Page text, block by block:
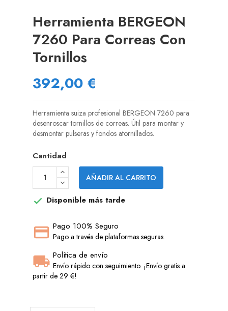
Herramienta BERGEON
7260 Para Correas Con
Tornillos
392,00 €
Herramienta suiza profesional BERGEON 7260 para
desenroscar tornillos de correas. Útil para montar y
desmontar pulseras y fondos atornillados.
Cantidad
AÑADIR AL CARRITO
 Disponible más tarde
Pago 100% Seguro
Pago a través de plataformas seguras.
Política de envío
Envío rápido con seguimiento. ¡Envío gratis a
partir de 29 €!